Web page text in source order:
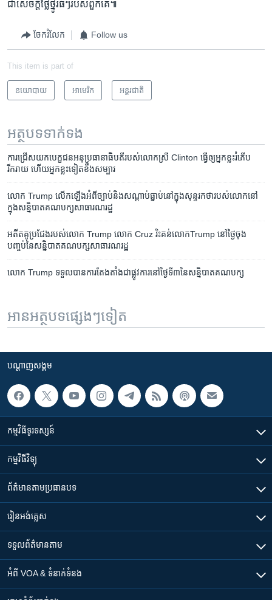
ជា​សេចក្តី​ថ្លៃ​ថ្នូរ​ធំៗ​របស់​ពួក​គេ៕
ចែករំលែក Follow us
This item is part of
នយោបាយ អាមេរិក​ អន្តរជាតិ
អត្ថបទ​ទាក់ទង
ការជ្រើស​យក​បេក្ខជន​អនុប្រធានាធិបតី​របស់​លោកស្រី Clinton ធ្វើ​ឲ្យ​អ្នកខ្លះ​រំភើប​
រីករាយ ហើយ​អ្នកខ្លះ​ទៀត​ខឹង​សម្បារ​
លោក Trump លើក​ឡើង​អំពី​ច្បាប់​និង​សណ្តាប់ធ្នាប់​​នៅ​ក្នុង​សុន្ទរកថា​របស់​លោក​នៅ​
ក្នុង​សន្និបាត​គណបក្ស​សាធារណរដ្ឋ
អតីត​គូប្រជែង​របស់​លោក Trump លោក Cruz រិះគន់​លោកTrump នៅ​ថ្ងៃ​ចុង​
បញ្ចប់​នៃ​សន្និបាត​គណបក្ស​សាធារណរដ្ឋ
លោក​ Trump ទទួល​បាន​ការ​តែងតាំង​ជា​ផ្លូវ​ការ​នៅ​ថ្ងៃ​ទី៣​នៃ​សន្និបាត​គណបក្ស
អានអត្ថបទផ្សេងៗទៀត
បណ្តាញ​សង្គម
កម្មវិធី​ទូរទស្សន៍
កម្មវិធី​វិទ្យុ
ព័ត៌មាន​តាមប្រធានបទ​
រៀន​​អង់គ្លេស
ទទួល​ព័ត៌មាន​តាម
អំពី​ VOA & ទំនាក់ទំនង